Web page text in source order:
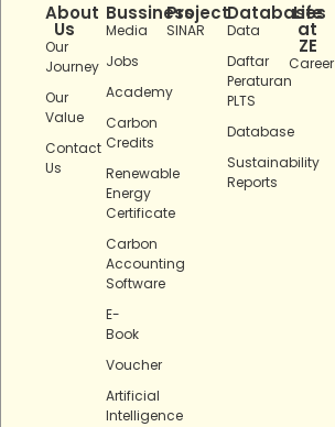
About
Us
Our
Journey
Our
Value
Contact
Us
Bussiness
Media
Jobs
Academy
Carbon
Credits
Renewable
Energy
Certificate
Carbon
Accounting
Software
E-
Book
Voucher
Artificial
Intelligence
Project
SINAR
Databases
Data
Daftar
Peraturan
PLTS
Database
Sustainability
Reports
Life
at
ZE
Career